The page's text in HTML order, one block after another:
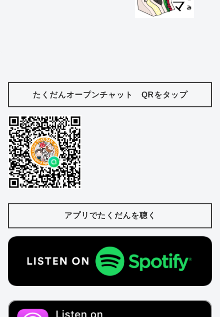
たくだんオープンチャット QRをタップ
アプリでたくだんを聴く